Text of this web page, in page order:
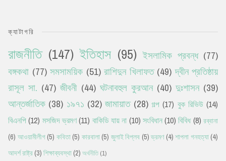
ক্যাটাগরি
রাজনীতি (147) ইতিহাস (95) ইসলামিক প্রবন্ধ (77)
বঙ্গকথা (77) সমসাময়িক (51) রাশিদুন খিলাফত (49) দ্বীন প্রতিষ্ঠায়
রাসূল সা. (47) জীবনী (44) ঘটনাবহুল কুরআন (40) দুঃশাসন (39)
আন্তর্জাতিক (38) ১৯৭১ (32) জামায়াত (28) গল্প (17) বুক রিভিউ (14)
বিএনপি(12) মসজিদ ভ্রমণ(11) বাকিডি যায় না (10) সংবিধান(10) বিবিধ (8) রব্বানা
(6) আওয়ামীলীগ (5) কবিতা (5) কারবালা (5) জুলাই বিপ্লব (5) ভ্রমণ (4) শাপলা গনহত্যা (4)
আদর্শ রাষ্ট্র (3) শিক্ষাব্যবস্থা (2) অর্থনীতি (1)